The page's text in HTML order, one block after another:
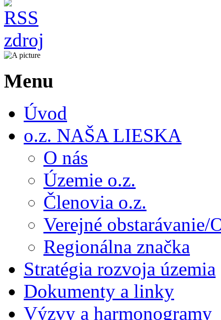
Menu
Úvod
o.z. NAŠA LIESKA
O nás
Územie o.z.
Členovia o.z.
Verejné obstarávanie/
Regionálna značka
Stratégia rozvoja územia
Dokumenty a linky
Výzvy a harmonogramy